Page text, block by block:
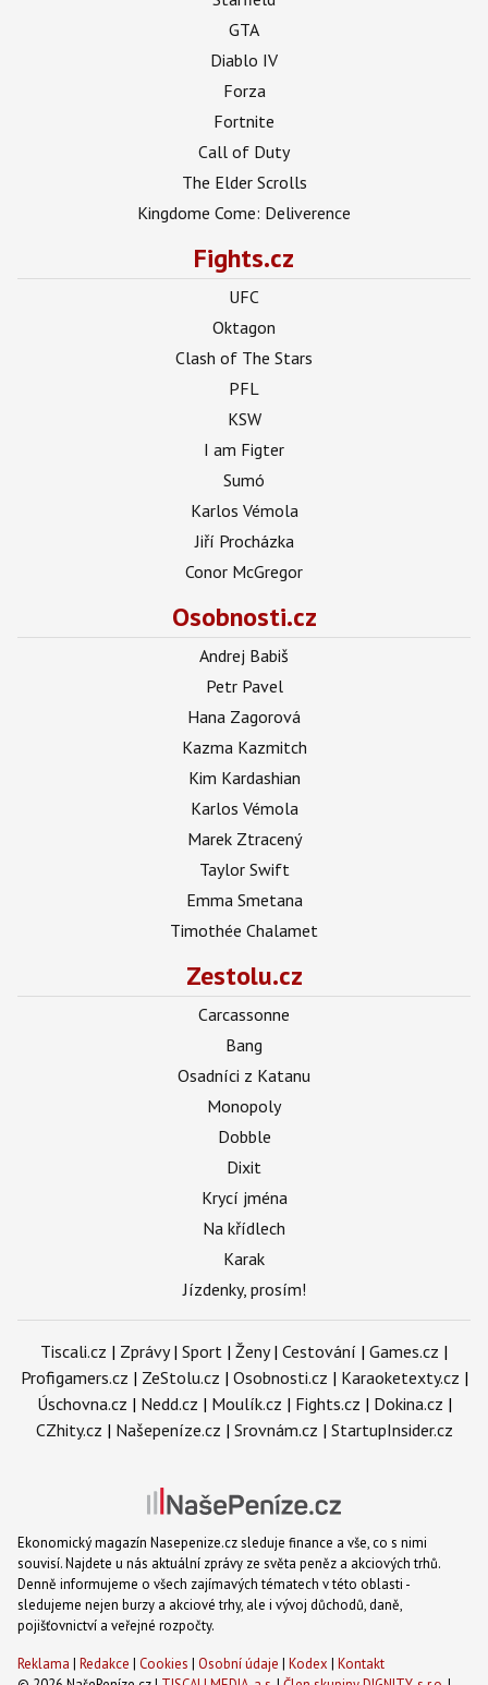
GTA
Diablo IV
Forza
Fortnite
Call of Duty
The Elder Scrolls
Kingdome Come: Deliverence
Fights.cz
UFC
Oktagon
Clash of The Stars
PFL
KSW
I am Figter
Sumó
Karlos Vémola
Jiří Procházka
Conor McGregor
Osobnosti.cz
Andrej Babiš
Petr Pavel
Hana Zagorová
Kazma Kazmitch
Kim Kardashian
Karlos Vémola
Marek Ztracený
Taylor Swift
Emma Smetana
Timothée Chalamet
Zestolu.cz
Carcassonne
Bang
Osadníci z Katanu
Monopoly
Dobble
Dixit
Krycí jména
Na křídlech
Karak
Jízdenky, prosím!
Tiscali.cz | Zprávy| Sport | Ženy| Cestování | Games.cz |
Profigamers.cz | ZeStolu.cz | Osobnosti.cz | Karaoketexty.cz |
Úschovna.cz | Nedd.cz | Moulík.cz | Fights.cz | Dokina.cz |
CZhity.cz | Našepeníze.cz | Srovnám.cz | StartupInsider.cz
Ekonomický magazín Nasepenize.cz sleduje finance a vše, co s nimi
souvisí. Najdete u nás aktuální zprávy ze světa peněz a akciových trhů.
Denně informujeme o všech zajímavých tématech v této oblasti -
sledujeme nejen burzy a akciové trhy, ale i vývoj důchodů, daně,
pojišťovnictví a veřejné rozpočty.
Reklama | Redakce | Cookies | Osobní údaje | Kodex | Kontakt